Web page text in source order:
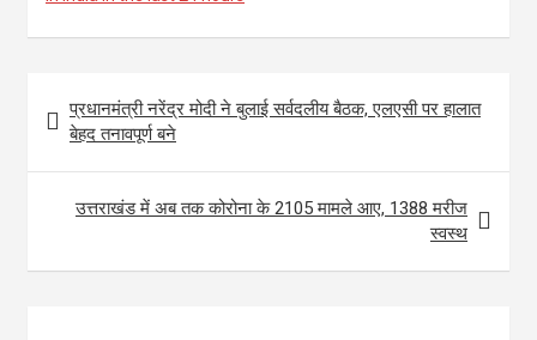
o
e
lt
A
a
e
navigation
प्रधानमंत्री नरेंद्र मोदी ने बुलाई सर्वदलीय बैठक, एलएसी पर हालात
बेहद तनावपूर्ण बने
उत्तराखंड में अब तक कोरोना के 2105 मामले आए, 1388 मरीज
स्वस्थ